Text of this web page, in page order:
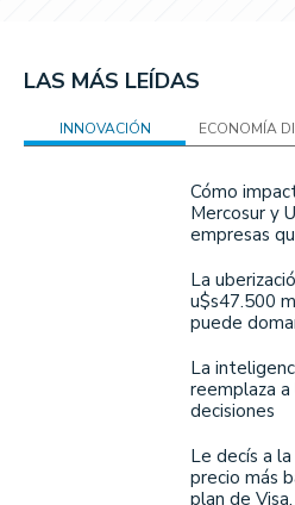
LAS MÁS LEÍDAS
INNOVACIÓN ECONOMÍA
Cómo
Mercosur y
empresas
La
u$s47.500
puede
La
reemplaza a
decisiones
Le decís a
precio más
plan de